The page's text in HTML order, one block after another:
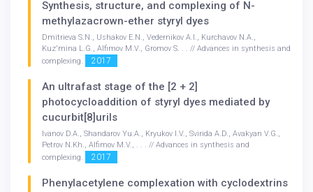
Synthesis, structure, and complexing of N-
methylazacrown-ether styryl dyes
Dmitrieva S.N., Ushakov E.N., Vedernikov A.I., Kurchavov N.A.,
Kuz'mina L.G., Alfimov M.V., Gromov S. . . // Advances in synthesis and
complexing.
2017
An ultrafast stage of the [2 + 2]
photocycloaddition of styryl dyes mediated by
cucurbit[8]urils
Ivanov D.A., Shandarov Yu.A., Kryukov I.V., Svirida A.D., Avakyan V.G.,
Petrov N.Kh., Alfimov M.V., . . . // Advances in synthesis and
complexing.
2017
Phenylacetylene complexation with cyclodextrins